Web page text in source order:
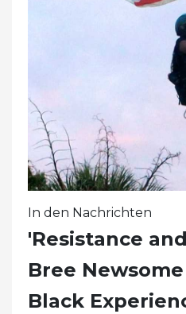
In den Nachrichten
'Resistance
Bree
Black